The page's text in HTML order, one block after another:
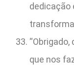
dedicação
que nos